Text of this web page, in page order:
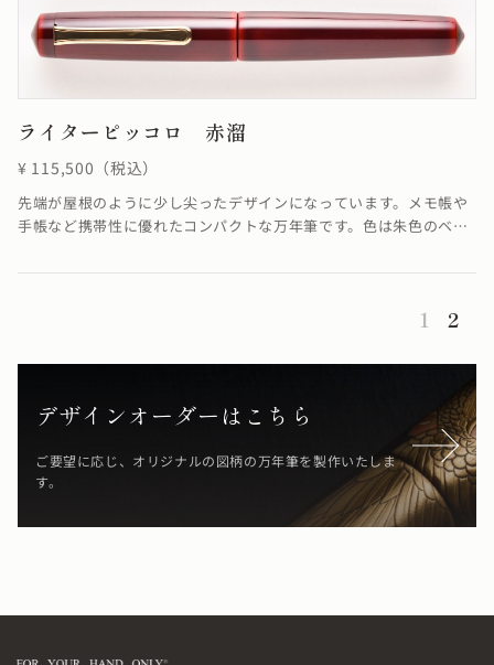
ライターピッコロ 赤溜
¥ 115,500（税込）
先端が屋根のように少し尖ったデザインになっています。メモ帳や
手帳など携帯性に優れたコンパクトな万年筆です。色は朱色のベー
≪自然素材の漆を使用しているため、仕上がりの色合いが若干異な
1 2
デザインオーダーはこちら
ご要望に応じ、オリジナルの図柄の万年筆を製作いたしま
す。